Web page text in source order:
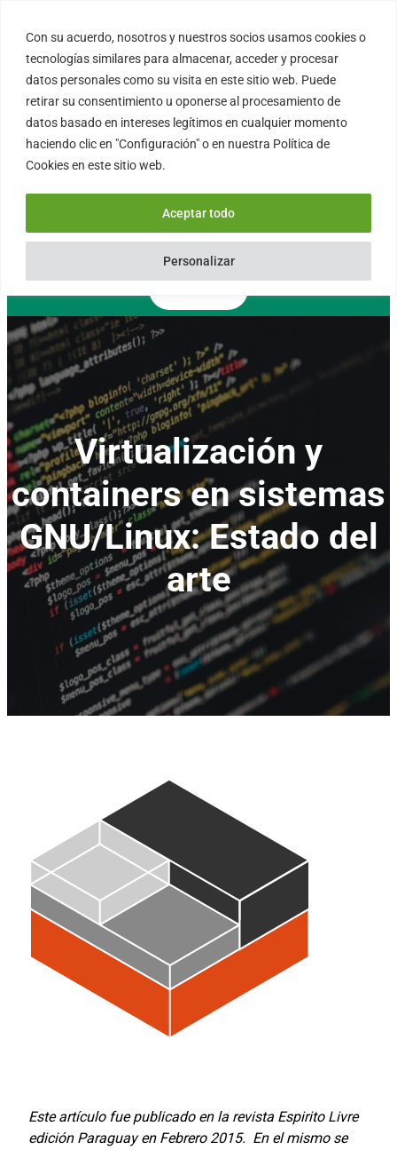
Con su acuerdo, nosotros y nuestros socios usamos cookies o
tecnologías similares para almacenar, acceder y procesar
datos personales como su visita en este sitio web. Puede
retirar su consentimiento u oponerse al procesamiento de
datos basado en intereses legítimos en cualquier momento
haciendo clic en "Configuración" o en nuestra Política de
Cookies en este sitio web.
Personalizar
Aceptar todo
contenido
FORTINUX.COM
08004 – Barcelona
Cataluña – España
info@fortinux.com
0034 – 644 79 25 79
Lun – Vie 9:00 AM a 6:00PM
Virtualización y
containers en sistemas
GNU/Linux: Estado del
arte
Este artículo fue publicado en la revista Espirito Livre
edición Paraguay en Febrero 2015. En el mismo se